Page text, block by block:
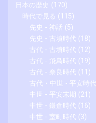
日本の歴史 (170)
時代で見る (115)
先史 - 神話 (5)
先史 - 古墳時代 (18)
古代 - 古墳時代 (12)
古代 - 飛鳥時代 (19)
古代 - 奈良時代 (11)
古代・中世 - 平安時代
中世 - 平安末期 (21)
中世 - 鎌倉時代 (16)
中世 - 室町時代 (3)